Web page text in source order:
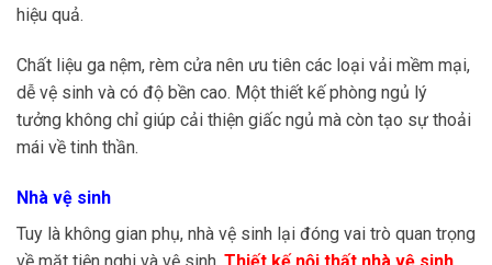
hiệu quả.
Chất liệu ga nệm, rèm cửa nên ưu tiên các loại vải mềm mại,
dễ vệ sinh và có độ bền cao. Một thiết kế phòng ngủ lý
tưởng không chỉ giúp cải thiện giấc ngủ mà còn tạo sự thoải
mái về tinh thần.
Nhà vệ sinh
Tuy là không gian phụ, nhà vệ sinh lại đóng vai trò quan trọng